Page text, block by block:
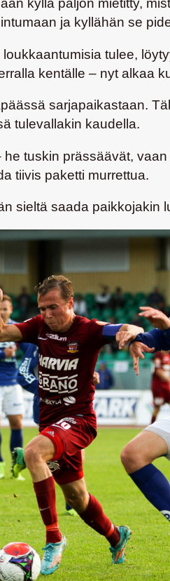
kyllä paljon mietitty,
ja kyllähän se
tulee,
kentälle – nyt alkaa
sarjapaikastaan.
tulevallakin kaudella.
tuskin prässäävät,
tiivis paketti murrettua.
sieltä saada paikkojakin